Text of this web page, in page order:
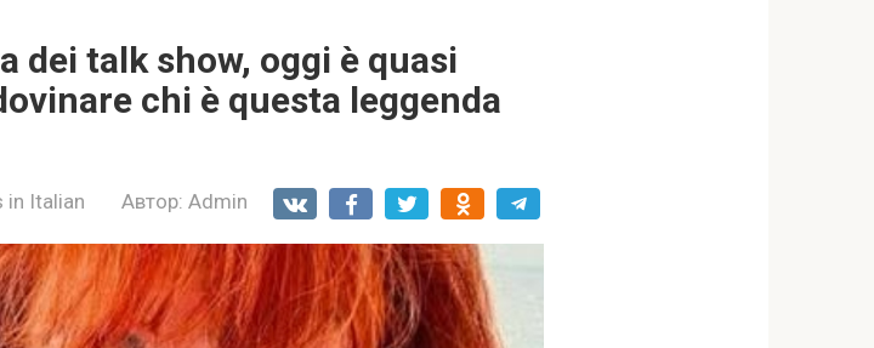
dei talk show, oggi è quasi
chi è questa leggenda
in Italian Автор: Admin